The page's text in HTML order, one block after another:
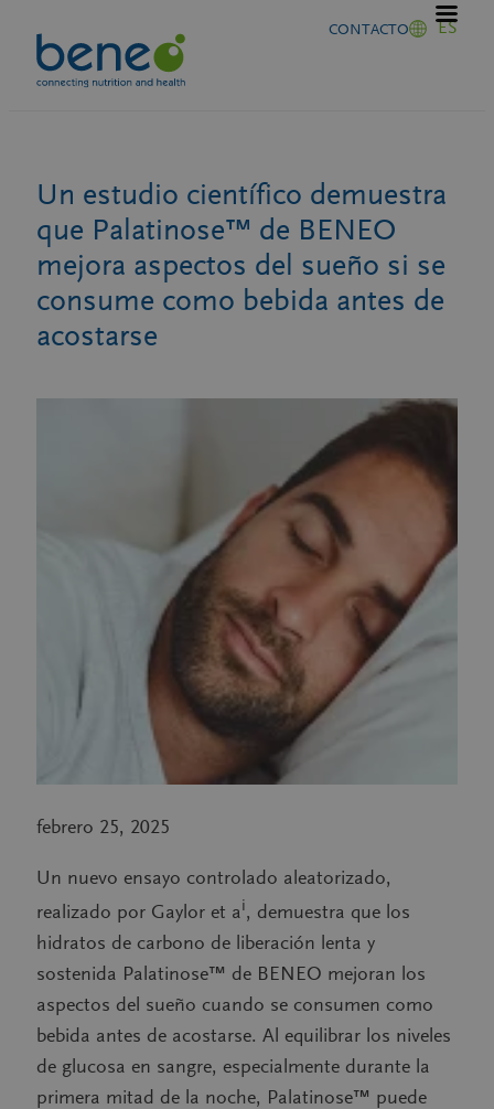
contenido
CONTACTO ES
Un estudio científico demuestra
que Palatinose™ de BENEO
mejora aspectos del sueño si se
consume como bebida antes de
acostarse
febrero 25, 2025
Un nuevo ensayo controlado aleatorizado,
realizado por Gaylor et ai, demuestra que los
hidratos de carbono de liberación lenta y
sostenida Palatinose™ de BENEO mejoran los
aspectos del sueño cuando se consumen como
bebida antes de acostarse. Al equilibrar los niveles
de glucosa en sangre, especialmente durante la
primera mitad de la noche, Palatinose™ puede